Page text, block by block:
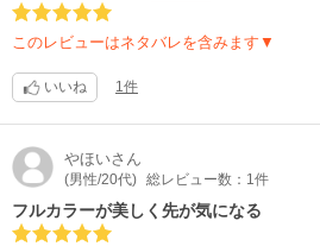
このレビューはネタバレを含みます▼
いいね 1件
やほいさん
(男性/20代) 総レビュー数：1件
フルカラーが美しく先が気になる